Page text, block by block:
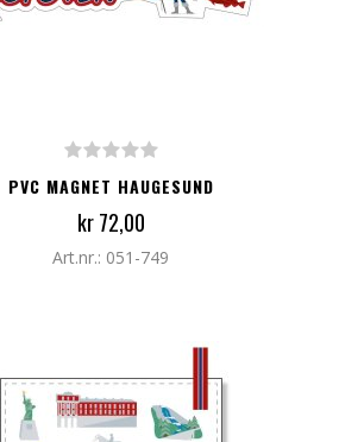
LEGG TIL I HANDLEKURV
PVC MAGNET HAUGESUND
kr 72,00
Art.nr.: 051-749